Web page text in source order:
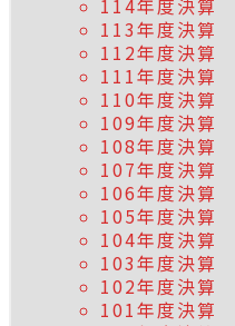
114年度決算
113年度決算
112年度決算
111年度決算
110年度決算
109年度決算
108年度決算
107年度決算
106年度決算
105年度決算
104年度決算
103年度決算
102年度決算
101年度決算